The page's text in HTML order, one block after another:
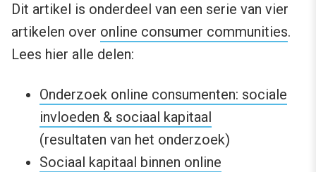
Dit artikel is onderdeel van een serie van vier
artikelen over online consumer communities.
Lees hier alle delen:
Onderzoek online consumenten: sociale
invloeden & sociaal kapitaal
(resultaten van het onderzoek)
Sociaal kapitaal binnen online